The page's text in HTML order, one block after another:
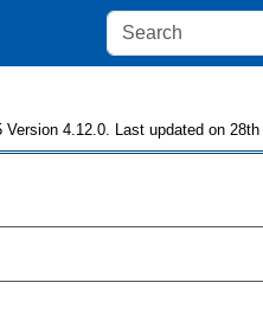
Version 4.12.0. Last updated on